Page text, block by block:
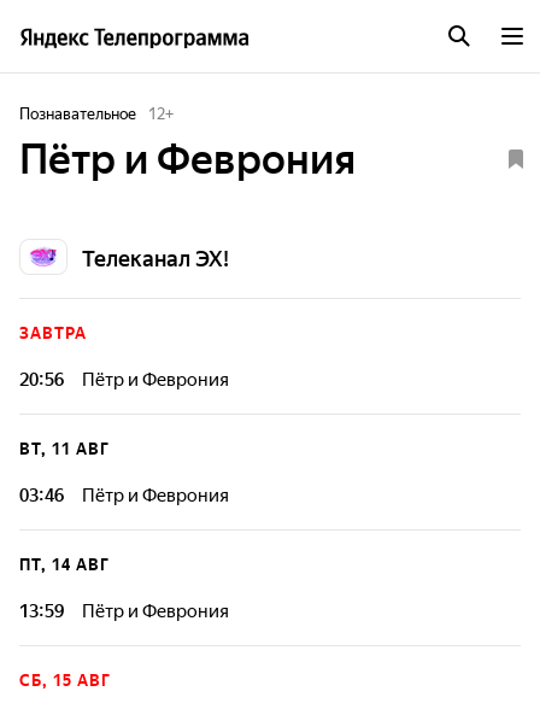
Познавательное 12+
Пётр и Феврония
Телеканал ЭХ!
ЗАВТРА
20:56 Пётр и Феврония
ВТ, 11 АВГ
03:46 Пётр и Феврония
ПТ, 14 АВГ
13:59 Пётр и Феврония
СБ, 15 АВГ